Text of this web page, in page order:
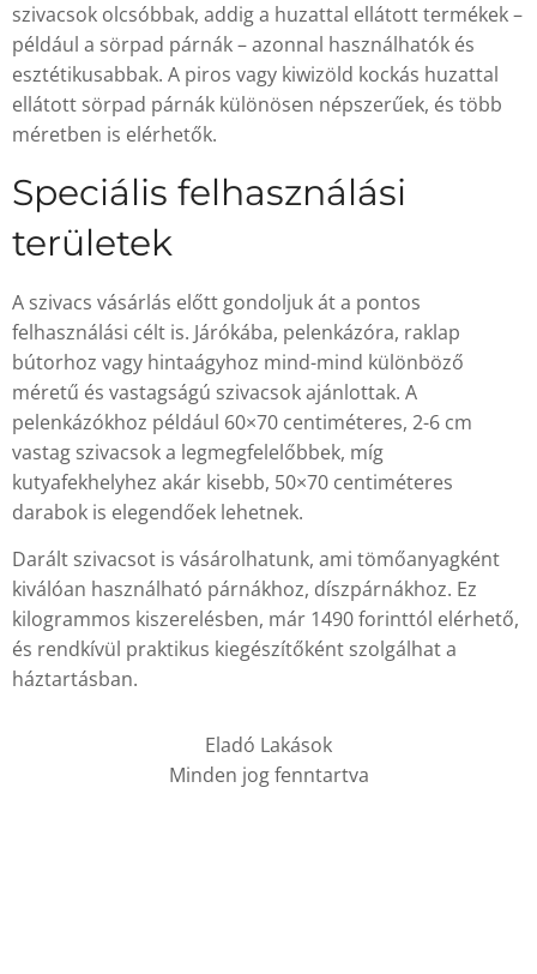
szivacsok olcsóbbak, addig a huzattal ellátott termékek –
például a sörpad párnák – azonnal használhatók és
esztétikusabbak. A piros vagy kiwizöld kockás huzattal
ellátott sörpad párnák különösen népszerűek, és több
méretben is elérhetők.
Speciális felhasználási
területek
A szivacs vásárlás előtt gondoljuk át a pontos
felhasználási célt is. Járókába, pelenkázóra, raklap
bútorhoz vagy hintaágyhoz mind-mind különböző
méretű és vastagságú szivacsok ajánlottak. A
pelenkázókhoz például 60×70 centiméteres, 2-6 cm
vastag szivacsok a legmegfelelőbbek, míg
kutyafekhelyhez akár kisebb, 50×70 centiméteres
darabok is elegendőek lehetnek.
Darált szivacsot is vásárolhatunk, ami tömőanyagként
kiválóan használható párnákhoz, díszpárnákhoz. Ez
kilogrammos kiszerelésben, már 1490 forinttól elérhető,
és rendkívül praktikus kiegészítőként szolgálhat a
háztartásban.
Eladó Lakások
Minden jog fenntartva